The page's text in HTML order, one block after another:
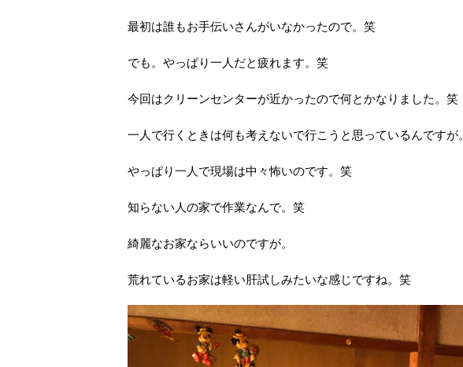
最初は誰もお手伝いさんがいなかったので。笑
でも。やっぱり一人だと疲れます。笑
今回はクリーンセンターが近かったので何とかなりました。笑
一人で行くときは何も考えないで行こうと思っているんですが。
やっぱり一人で現場は中々怖いのです。笑
知らない人の家で作業なんで。笑
綺麗なお家ならいいのですが。
荒れているお家は軽い肝試しみたいな感じですね。笑